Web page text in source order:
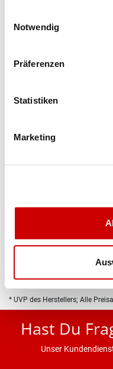
Notwendig
Präferenzen
Statistiken
Marketing
IN DEN WARENKORB
Bis 17:00 Uhr
* UVP des Herstellers; Alle
Hast Du
Unser